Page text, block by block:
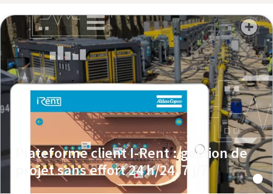
Plateforme client I-Rent : gestion de
projet sans effort 24 h/24, 7 j/7